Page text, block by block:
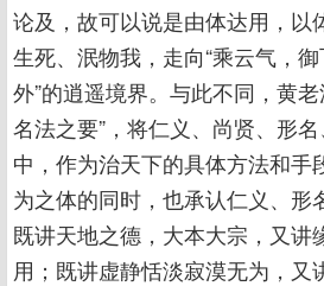
论及，故可以说是由体达用，以
生死、泯物我，走向“乘云气，
外”的逍遥境界。与此不同，黄
名法之要”，将仁义、尚贤、形
中，作为治天下的具体方法和手
为之体的同时，也承认仁义、形
既讲天地之德，大本大宗，又讲
用；既讲虚静恬淡寂漠无为，又